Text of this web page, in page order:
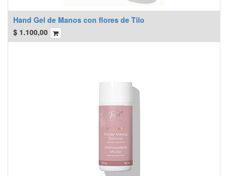
Hand Gel de Manos con flores de Tilo
$ 1.100,00